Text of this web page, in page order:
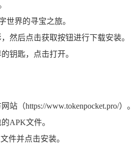
世界的寻宝之旅。
然后点击获取按钮进行下载安装。
钥匙，点击打开。
（https://www.tokenpocket.pro/）。
APK文件。
件并点击安装。